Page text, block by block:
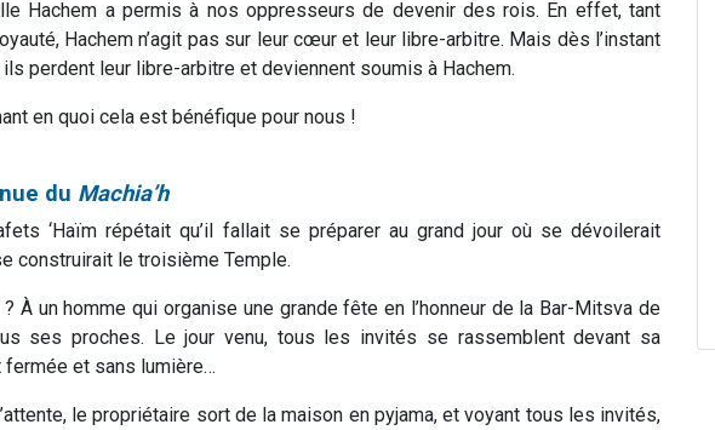
Hachem a permis à nos oppresseurs de devenir des rois. En effet, tant
Hachem n’agit pas sur leur cœur et leur libre-arbitre. Mais dès l’instant
perdent leur libre-arbitre et deviennent soumis à Hachem.
en quoi cela est bénéfique pour nous !
du Machia’h
‘Haïm répétait qu’il fallait se préparer au grand jour où se dévoilerait
construirait le troisième Temple.
À un homme qui organise une grande fête en l’honneur de la Bar-Mitsva de
ses proches. Le jour venu, tous les invités se rassemblent devant sa
et sans lumière…
le propriétaire sort de la maison en pyjama, et voyant tous les invités,